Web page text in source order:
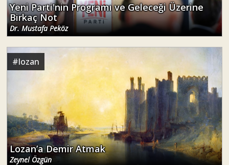
Yeni Parti'nin Programı ve Geleceği Üzerine
Birkaç Not
Dr. Mustafa Peköz
#lozan
Lozan’a Demir Atmak
Zeynel Özgün